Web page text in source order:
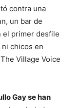
contra una
un bar de
el primer desfile
ni chicos en
Village Voice
Gay se han